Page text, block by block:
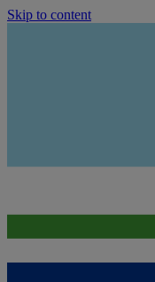
Skip to content